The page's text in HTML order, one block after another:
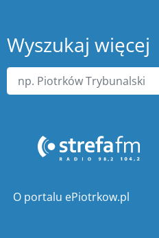
Wyszukaj więcej
O portalu ePiotrkow.pl